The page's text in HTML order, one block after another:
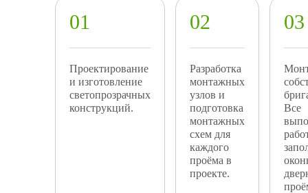
Проектирование
и изготовление
светопрозрачных
конструкций.
Разработка
монтажных
узлов и
подготовка
монтажных
схем для
каждого
проёма в
проекте.
Все